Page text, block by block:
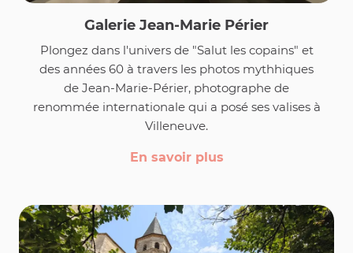
Galerie Jean-Marie Périer
Plongez dans l'univers de "Salut les copains" et
des années 60 à travers les photos mythhiques
de Jean-Marie-Périer, photographe de
renommée internationale qui a posé ses valises à
Villeneuve.
En savoir plus